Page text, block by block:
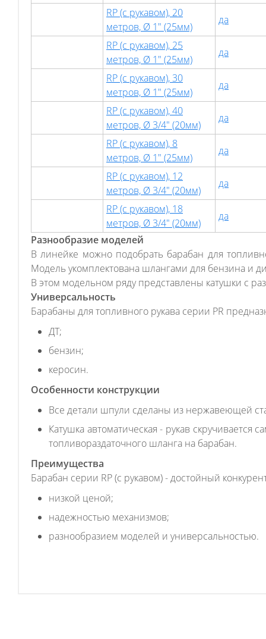
RP (с рукавом), 20
метров, Ø 1" (25мм)
да
RP (с рукавом), 25
метров, Ø 1" (25мм)
да
RP (с рукавом), 30
метров, Ø 1" (25мм)
да
RP (с рукавом), 40
метров, Ø 3/4" (20мм)
да
RP (с рукавом), 8
метров, Ø 1" (25мм)
да
RP (с рукавом), 12
метров, Ø 3/4" (20мм)
да
RP (с рукавом), 18
метров, Ø 3/4" (20мм)
да
Разнообразие моделей
В линейке можно подобрать барабан для
Модель укомплектована шлангами для бензина и
В этом модельном ряду представлены катушки с
Универсальность
Барабаны для топливного рукава серии PR
ДТ;
бензин;
керосин.
Особенности конструкции
Все детали шпули сделаны из нержавеющей
Катушка автоматическая - рукав
топливораздаточного шланга на барабан.
Преимущества
Барабан серии RP (с рукавом) - достойный
низкой ценой;
надежностью механизмов;
разнообразием моделей и универсальностью.